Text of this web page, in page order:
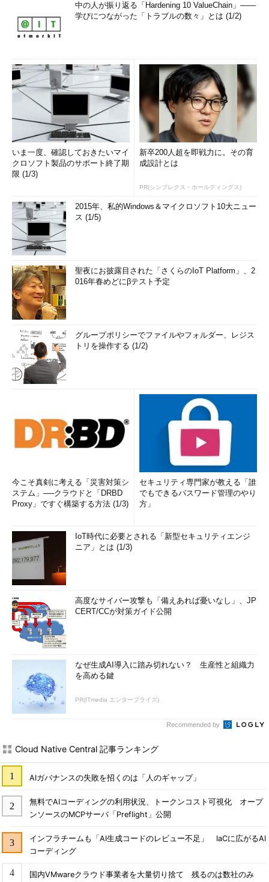
中の人が振り返る「Hardening 10 ValueChain」――
学びにつながった「トラブルの数々」とは (1/2)
いま一度、確認しておきたいマイ
クロソフト製品のサポート終了期
限 (1/3)
新卒200人超を即戦力に。その育
成設計とは
PR(シンプレクス・ホールディングス)
2015年、私的Windows＆マイクロソフト10大ニュー
ス (1/5)
聖夜にお披露目された「さくらのIoT Platform」、2
016年春めどにβテスト予定
グループポリシーでファイルやフォルダー、レジス
トリを操作する (1/2)
今こそ真剣に考える「災害対策シ
ステム」──クラウドと「DRBD
Proxy」ですぐ構築する方法 (1/3)
セキュリティ専門家が教える「誰
でもできるパスワード管理のやり
方」
IoT時代に必要とされる「新型セキュリティエンジ
ニア」とは (1/3)
高度なサイバー攻撃も「備えあれば憂いなし」、JP
CERT/CCが対策ガイド公開
なぜ生成AI導入に踏み切れない？ 生産性と組織力
を高める鍵
PR(ITmedia エンタープライズ)
Recommended by
Cloud Native Central 記事ランキング
AIガバナンスの失敗を招くのは「人のギャップ」
無料でAIコーディングの利用状況、トークンコスト可視化 オープ
ンソースのMCPサーバ「Preflight」公開
インフラチームも「AI生成コードのレビュー不足」 IaCに広がるAI
コーディング
国内VMwareクラウド事業者を大量切り捨て 残るのは数社のみ